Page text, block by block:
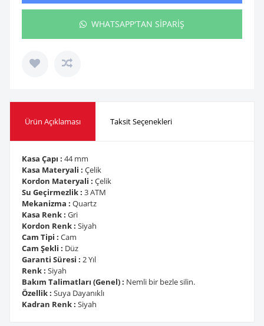
WHATSAPP'TAN SİPARİŞ
Ürün Açıklaması Taksit Seçenekleri
Kasa Çapı : 44 mm
Kasa Materyali : Çelik
Kordon Materyali : Çelik
Su Geçirmezlik : 3 ATM
Mekanizma : Quartz
Kasa Renk : Gri
Kordon Renk : Siyah
Cam Tipi : Cam
Cam Şekli : Düz
Garanti Süresi : 2 Yıl
Renk : Siyah
Bakım Talimatları (Genel) : Nemli bir bezle silin.
Özellik : Suya Dayanıklı
Kadran Renk : Siyah